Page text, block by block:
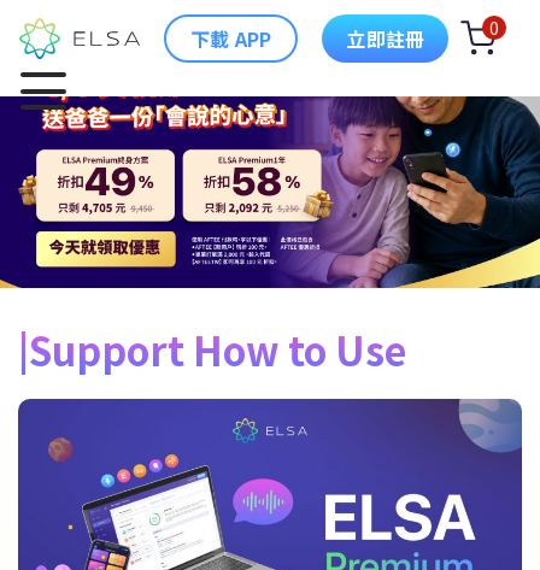
下載 APP 立即註冊 0
Support How to Use